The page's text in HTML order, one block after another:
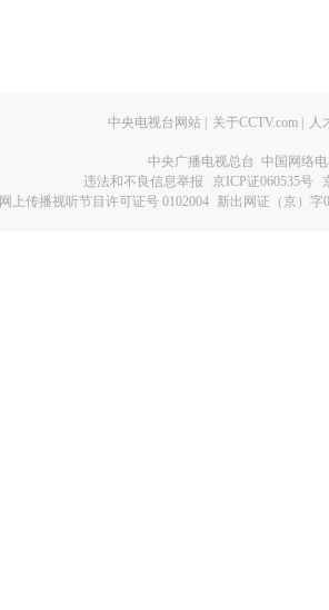
中央电视台网站 关于CCTV.com 人
中央广播电视总台 中国网络
违法和不良信息举报
京ICP证060535号
网上传播视听节目许可证号 0102004 新出网证（京）